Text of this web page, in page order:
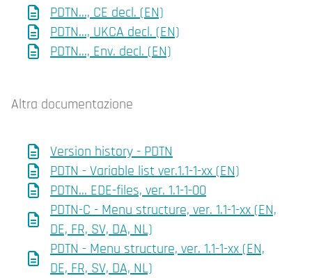
PDTN..., CE decl. (EN)
PDTN..., UKCA decl. (EN)
PDTN..., Env. decl. (EN)
Altra documentazione
Version history - PDTN
PDTN - Variable list ver.1.1-1-xx (EN)
PDTN... EDE-files, ver. 1.1-1-00
PDTN-C - Menu structure, ver. 1.1-1-xx (EN,
DE, FR, SV, DA, NL)
PDTN - Menu structure, ver. 1.1-1-xx (EN,
DE, FR, SV, DA, NL)